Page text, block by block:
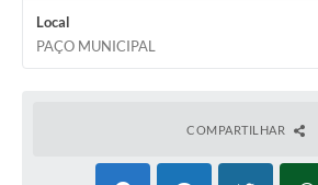
Local
PAÇO MUNICIPAL
COMPARTILHAR